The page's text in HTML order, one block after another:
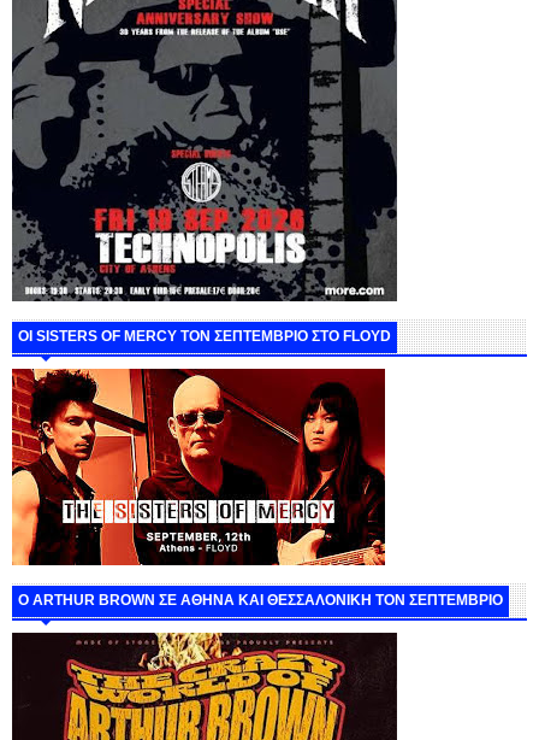
ΟΙ SISTERS OF MERCY ΤΟΝ ΣΕΠΤΕΜΒΡΙΟ ΣΤΟ FLOYD
O ARTHUR BROWN ΣΕ ΑΘΗΝΑ ΚΑΙ ΘΕΣΣΑΛΟΝΙΚΗ ΤΟΝ ΣΕΠΤΕΜΒΡΙΟ